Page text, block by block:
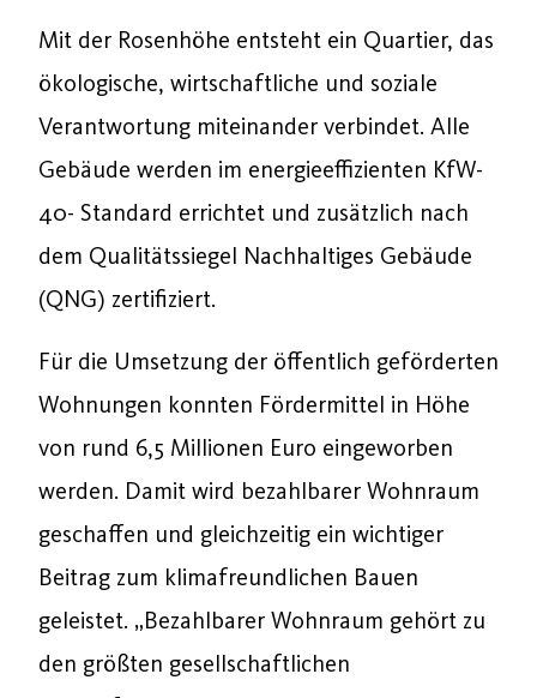
Mit der Rosenhöhe entsteht ein Quartier, das
ökologische, wirtschaftliche und soziale
Verantwortung miteinander verbindet. Alle
Gebäude werden im energieeffizienten KfW-
40- Standard errichtet und zusätzlich nach
dem Qualitätssiegel Nachhaltiges Gebäude
(QNG) zertifiziert.
Für die Umsetzung der öffentlich geförderten
Wohnungen konnten Fördermittel in Höhe
von rund 6,5 Millionen Euro eingeworben
werden. Damit wird bezahlbarer Wohnraum
geschaffen und gleichzeitig ein wichtiger
Beitrag zum klimafreundlichen Bauen
geleistet. „Bezahlbarer Wohnraum gehört zu
den größten gesellschaftlichen